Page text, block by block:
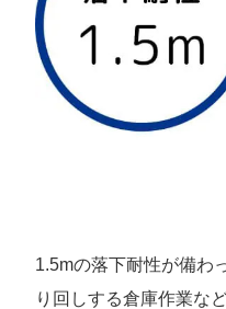
1.5mの落下耐性が備わ
り回しする倉庫作業な